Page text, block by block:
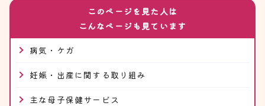
このページを見た人は
こんなページも見ています
病気・ケガ
妊娠・出産に関する取り組み
主な母子保健サービス